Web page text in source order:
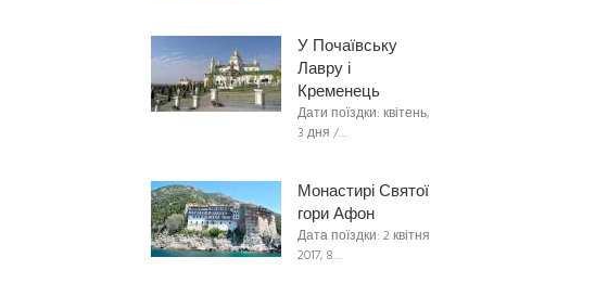
У Почаївську
Лавру і
Кременець
Дати поїздки: квітень,
3 дня /…
Монастирі Святої
гори Афон
Дата поїздки: 2 квітня
2017, 8…